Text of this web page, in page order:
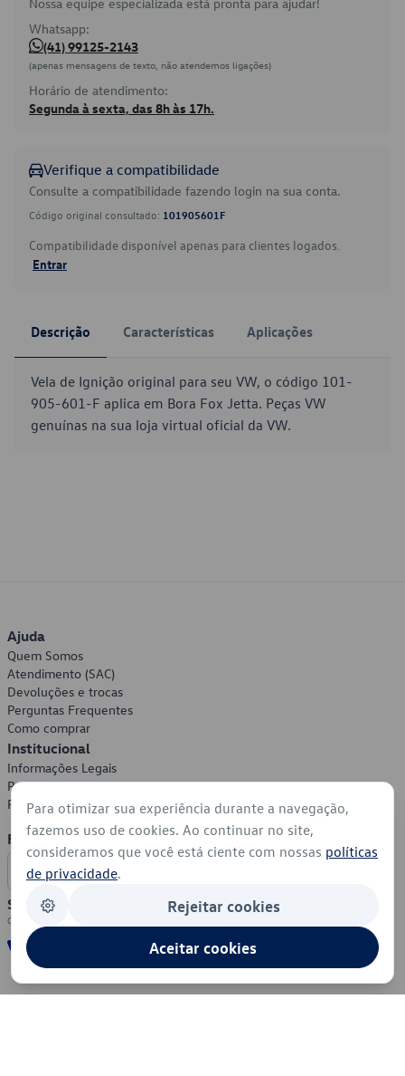
Whatsapp:
(41) 99125-2143
(apenas mensagens de texto, não atendemos ligações)
Horário de atendimento:
Segunda à sexta, das 8h às 17h.
Verifique a compatibilidade
Consulte a compatibilidade fazendo login na sua conta.
Código original consultado: 101905601F
Compatibilidade disponível apenas para clientes logados.
Entrar
Descrição Características Aplicações
Vela de Ignição original para seu VW, o código 101-
905-601-F aplica em Bora Fox Jetta. Peças VW
genuínas na sua loja virtual oficial da VW.
Ajuda
Quem Somos
Atendimento (SAC)
Devoluções e trocas
Perguntas Frequentes
Como comprar
Institucional
Informações Legais
Política de Privacidade
Política de Cookies
Formas de Pagamento
Segurança
Para otimizar sua experiência durante a navegação,
fazemos uso de cookies. Ao continuar no site,
consideramos que você está ciente com nossas políticas
de privacidade.
Rejeitar cookies
Aceitar cookies